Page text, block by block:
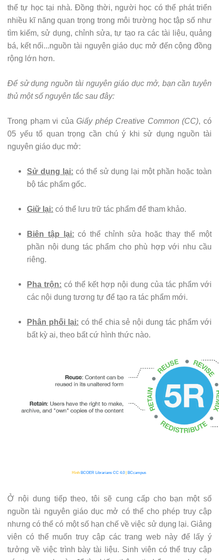
thể tự học tại nhà. Đồng thời, người học có thể phát triển
nhiều kĩ năng quan trọng trong môi trường học tập số như
tìm kiếm, sử dụng, chỉnh sửa, tự tạo ra các tài liệu, quảng
bá, kết nối...nguồn tài nguyên giáo dục mở đến cộng đồng
rộng lớn hơn.
Để sử dụng nguồn tài nguyên giáo dục mở, bạn cần tuyên
thủ một số nguyên tắc sau đây:
Trong phạm vi củaGiấy phép Creative Common (CC), có
05 yếu tố quan trọng cần chú ý khi sử dụng nguồn tài
nguyên giáo dục mở:
Sử dụng lại: có thể sử dụng lại một phần hoặc toàn
bộ tác phẩm gốc.
Giữ lại: có thể lưu trữ tác phẩm để tham khảo.
Biên tập lại: có thể chỉnh sửa hoặc thay thế một
phần nội dung tác phẩm cho phù hợp với nhu cầu
riêng.
Pha trộn: có thể kết hợp nội dung của tác phẩm với
các nội dung tương tự để tạo ra tác phẩm mới.
Phân phối lại: có thể chia sẻ nội dung tác phẩm với
bất kỳ ai, theo bất cứ hình thức nào.
Hình BCOERLibrarians CC 4.0| BCcampus
Ở nội dung tiếp theo, tôi sẽ cung cấp cho bạn một số
nguồn tài nguyên giáo dục mở có thể cho phép truy cập
nhưng có thể có một số hạn chế về việc sử dụng lại. Giảng
viên có thể muốn truy cập các trang web này để lấy ý
tưởng về việc trình bày tài liệu. Sinh viên có thể truy cập